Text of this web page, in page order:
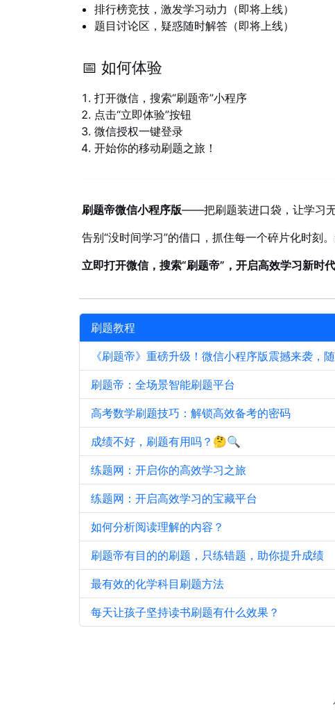
排行榜竞技，激发学习动力 （即将上线）
题目讨论区，疑惑随时解答 （即将上线）
📅 如何体验
打开微信，搜索“刷题帝”小程序
点击“立即体验”按钮
微信授权一键登录
开始你的移动刷题之旅！
刷题帝微信小程序版——把刷题装进口袋，让学习无
告别“没时间学习”的借口，抓住每一个碎片化时刻
立即打开微信，搜索“刷题帝”，开启高效学习新时代
刷题教程
《刷题帝》重磅升级！微信小程序版震撼来袭，
刷题帝：全场景智能刷题平台
高考数学刷题技巧：解锁高效备考的密码
成绩不好，刷题有用吗？🤔🔍
练题网：开启你的高效学习之旅
练题网：开启高效学习的宝藏平台
如何分析阅读理解的内容？
刷题帝有目的的刷题，只练错题，助你提升成绩
最有效的化学科目刷题方法
每天让孩子坚持读书刷题有什么效果？